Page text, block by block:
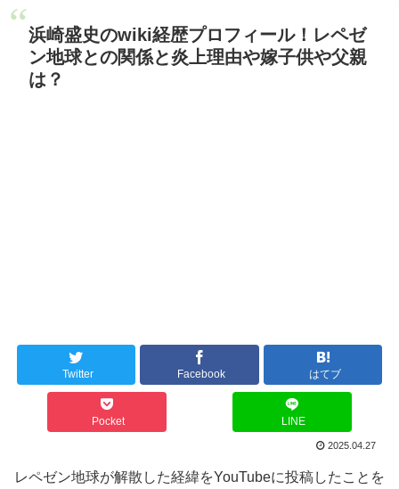
浜崎盛史のwiki経歴プロフィール！レペゼ
ン地球との関係と炎上理由や嫁子供や父親
は？
Twitter Facebook はてブ
Pocket LINE
2025.04.27
レペゼン地球が解散した経緯をYouTubeに投稿したことを